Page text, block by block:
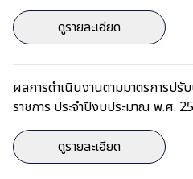
ดูรายละเอียด
ผลการดำเนินงานตามมาตรการป
ราชการ ประจำปีงบประมาณ พ.ศ.
ดูรายละเอียด